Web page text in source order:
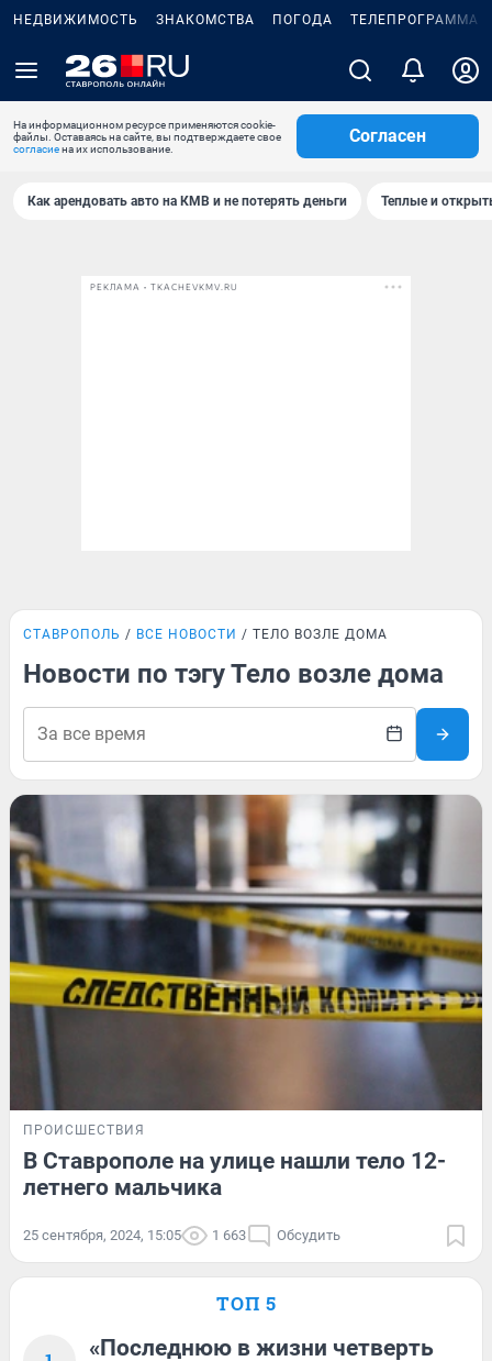
НЕДВИЖИМОСТЬ ЗНАКОМСТВА ПОГОДА ТЕЛЕПРОГРАММА
На информационном ресурсе применяются cookie-
файлы. Оставаясь на сайте, вы подтверждаете свое
согласиена их использование.
Согласен
Как арендовать авто на КМВ и не потерять деньги Теплые и
РЕКЛАМА • TKACHEVKMV.RU
СТАВРОПОЛЬ ВСЕ НОВОСТИ ТЕЛО ВОЗЛЕ ДОМА
Новости по тэгу Тело возле дома
ПРОИСШЕСТВИЯ
В Ставрополе на улице нашли тело 12-
летнего мальчика
25 сентября, 2024, 15:05 1 663 Обсудить
ТОП 5
«Последнюю в жизни четверть